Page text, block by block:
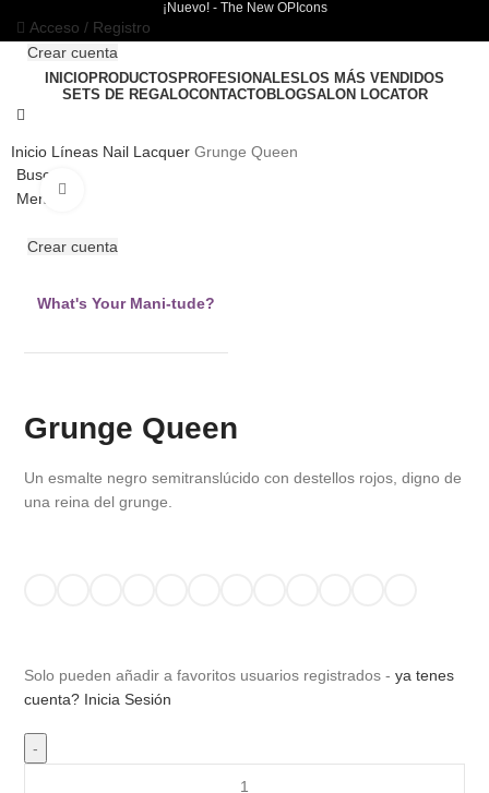
¡Nuevo! - The New OPIcons
Acceso / Registro
Crear cuenta
¡Nuevo! - The New OPIcons
INICIOPRODUCTOS PROFESIONALES LOS MÁS VENDIDOS
SETS DE REGALOCONTACTOBLOGSALON LOCATOR
Buscar
Menú
Crear cuenta
Inicio Líneas Nail Lacquer Grunge Queen
What's Your Mani-tude?
Grunge Queen
Un esmalte negro semitranslúcido con destellos rojos, digno de
una reina del grunge.
Solo pueden añadir a favoritos usuarios registrados -ya tenes
cuenta? Inicia Sesión